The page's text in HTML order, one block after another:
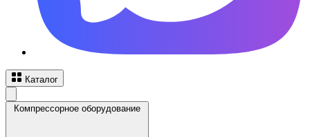
Каталог
Компрессорное оборудование